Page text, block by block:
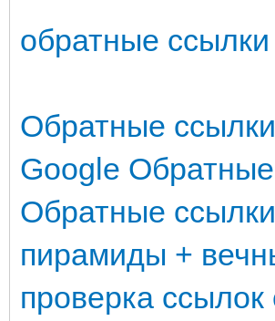
обратные ссылки
Обратные
Google
Обратные
пирамиды +
проверка ссылок